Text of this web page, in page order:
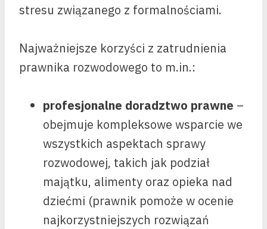
stresu związanego z formalnościami.
Najważniejsze korzyści z zatrudnienia
prawnika rozwodowego to m.in.:
profesjonalne doradztwo prawne –
obejmuje kompleksowe wsparcie we
wszystkich aspektach sprawy
rozwodowej, takich jak podział
majątku, alimenty oraz opieka nad
dziećmi (prawnik pomoże w ocenie
najkorzystniejszych rozwiązań